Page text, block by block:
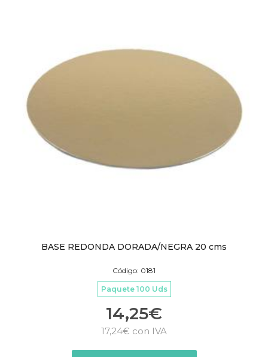
BASE REDONDA DORADA/NEGRA 20 cms
Código: 0181
Paquete 100 Uds
14,25€
17,24€ con IVA